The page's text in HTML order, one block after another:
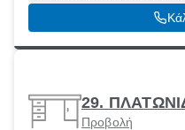
29.
Προβολή